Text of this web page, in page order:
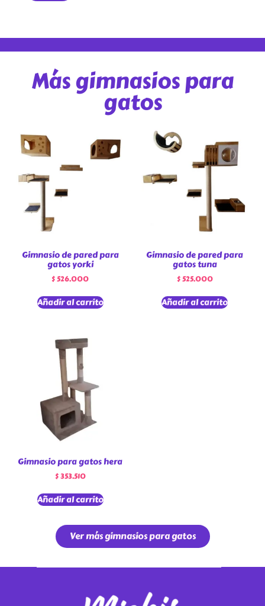
Más gimnasios para
gatos
Gimnasio de pared para
gatos yorki
$526.000
Añadir al carrito
Gimnasio de pared para
gatos tuna
$525.000
Añadir al carrito
Gimnasio para gatos hera
$353.510
Añadir al carrito
Ver más gimnasios para gatos